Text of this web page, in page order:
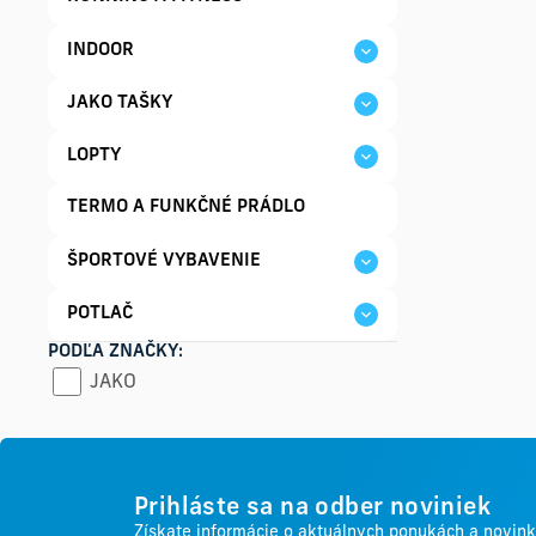
INDOOR
JAKO TAŠKY
LOPTY
TERMO A FUNKČNÉ PRÁDLO
ŠPORTOVÉ VYBAVENIE
POTLAČ
PODĽA ZNAČKY:
JAKO
Prihláste sa na odber noviniek